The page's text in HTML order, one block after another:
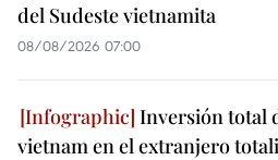
del Sudeste vietnamita
08/08/2026 07:00
Inversión total
vietnam en el extranjero